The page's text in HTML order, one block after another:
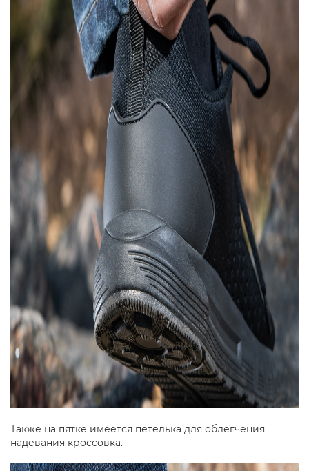
Также на пятке имеется петелька для облегчения
надевания кроссовка.